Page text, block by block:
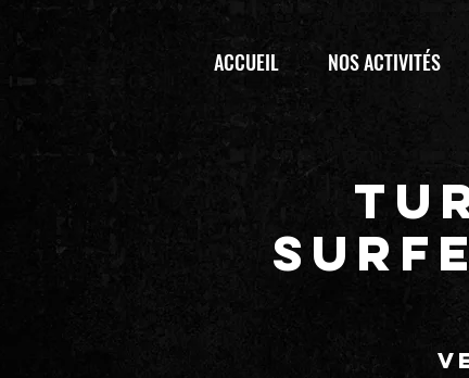
ACCUEIL NOS ACTIVITÉS